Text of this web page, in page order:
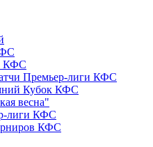
КФС
Премьер-лиги КФС
Кубок КФС
весна"
лиги КФС
КФС